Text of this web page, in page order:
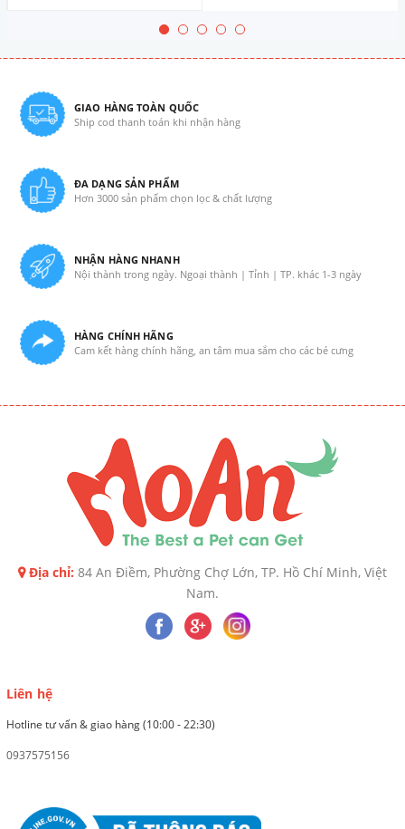
GIAO HÀNG TOÀN QUỐC
Ship cod thanh toán khi nhận hàng
ĐA DẠNG SẢN PHẨM
Hơn 3000 sản phẩm chọn lọc & chất lượng
NHẬN HÀNG NHANH
Nội thành trong ngày. Ngoại thành | Tỉnh | TP. khác 1-3 ngày
HÀNG CHÍNH HÃNG
Cam kết hàng chính hãng, an tâm mua sắm cho các bé cưng
Địa chỉ: 84 An Điềm, Phường Chợ Lớn, TP. Hồ Chí Minh, Việt
Nam.
Liên hệ
Hotline tư vấn & giao hàng (10:00 - 22:30)
0937575156